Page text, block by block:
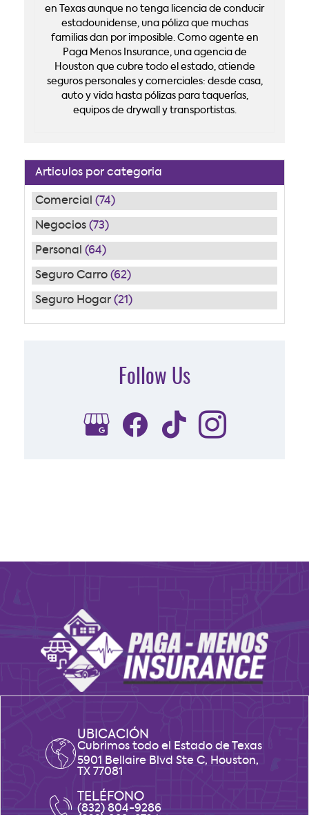
en Texas aunque no tenga licencia de conducir
estadounidense, una póliza que muchas
familias dan por imposible. Como agente en
Paga Menos Insurance, una agencia de
Houston que cubre todo el estado, atiende
seguros personales y comerciales: desde casa,
auto y vida hasta pólizas para taquerías,
equipos de drywall y transportistas.
Articulos por categoria
Comercial (74)
Negocios (73)
Personal (64)
Seguro Carro (62)
Seguro Hogar (21)
Follow Us
UBICACIÓN
Cubrimos todo el Estado de Texas
5901 Bellaire Blvd Ste C, Houston,
TX 77081
TELÉFONO
(832) 804-9286